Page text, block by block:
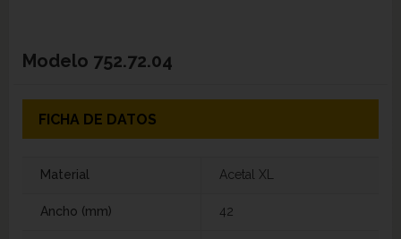
Modelo 752.72.04
FICHA DE DATOS
Material Acetal XL
Ancho (mm) 42